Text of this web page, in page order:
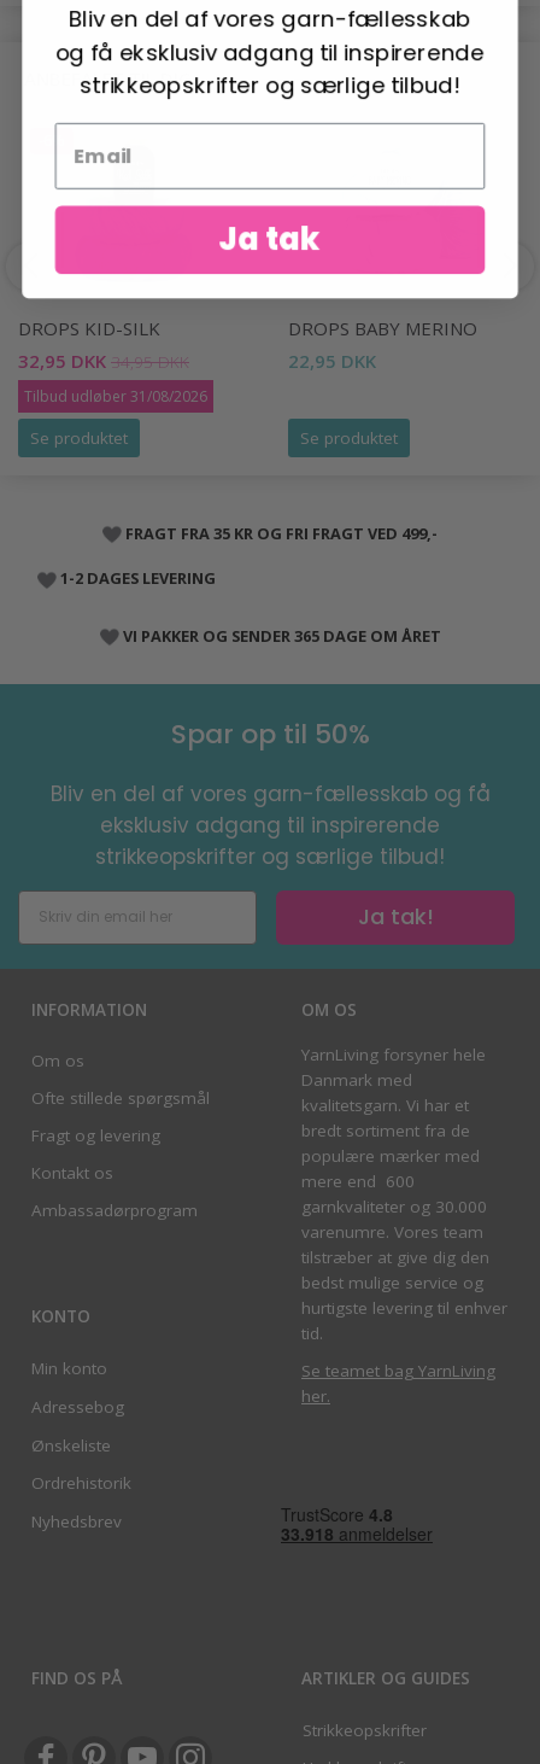
ANBEFALET TIL DIG
DROPS KID-SILK
32,95 DKK 34,95 DKK
Tilbud udløber 31/08/2026
Se produktet
DROPS BABY MERINO
22,95 DKK
Se produktet
FRAGT FRA 35 KR OG FRI FRAGT VED 499,-
1-2 DAGES LEVERING
VI PAKKER OG SENDER 365 DAGE OM ÅRET
Spar op til 50%
Bliv en del af vores garn-fællesskab og få
eksklusiv adgang til inspirerende
strikkeopskrifter og særlige tilbud!
Ja tak!
INFORMATION
Om os
Ofte stillede spørgsmål
Fragt og levering
Kontakt os
Ambassadørprogram
KONTO
Min konto
Adressebog
Ønskeliste
Ordrehistorik
Nyhedsbrev
OM OS
YarnLiving forsyner hele
Danmark med
kvalitetsgarn. Vi har et
bredt sortiment fra de
populære mærker med
mere end 600
garnkvaliteter og 30.000
varenumre. Vores team
tilstræber at give dig den
bedst mulige service og
hurtigste levering til enhver
tid.
Se teamet bag YarnLiving
her.
FIND OS PÅ ARTIKLER OG GUIDES
Strikkeopskrifter
Bliv en del af vores garn-fællesskab
og få eksklusiv adgang til inspirerende
strikkeopskrifter og særlige tilbud!
Ja tak